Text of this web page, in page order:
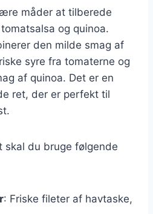
måder at tilberede
og quinoa.
den milde smag af
syre fra tomaterne og
af quinoa. Det er en
ret, der er perfekt til
skal du bruge følgende
: Friske fileter af havtaske,